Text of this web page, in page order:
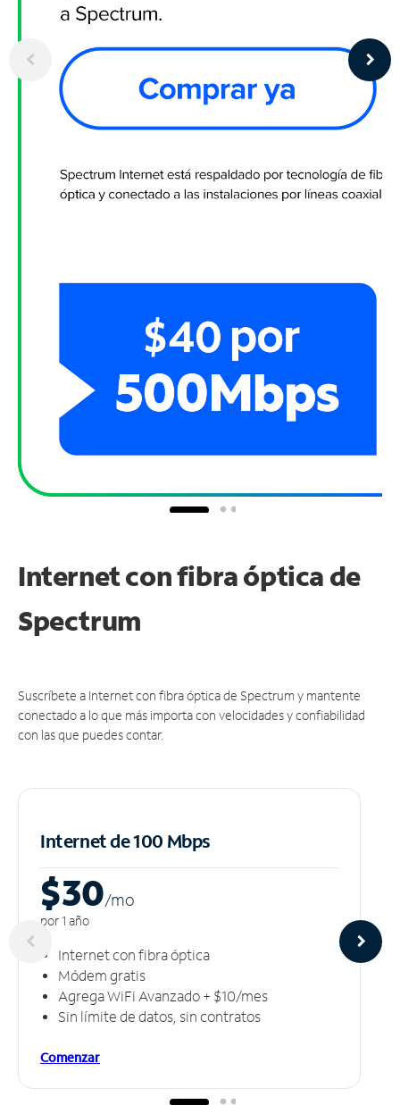
Internet con fibra óptica de
Spectrum
Suscríbete a Internet con fibra óptica de Spectrum y mantente
conectado a lo que más importa con velocidades y confiabilidad
con las que puedes contar.
Internet de 100 Mbps
$30/mo
por 1 año
Internet con fibra óptica
Módem gratis
Agrega WiFi Avanzado + $10/mes
Sin límite de datos, sin contratos
Comenzar